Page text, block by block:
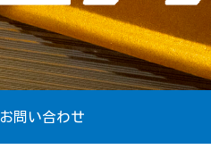
お問い合わせ